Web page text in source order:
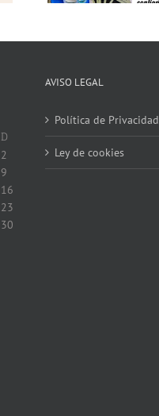
D
2
9
16
23
30
AVISO LEGAL
Política de Privacidad
Ley de cookies